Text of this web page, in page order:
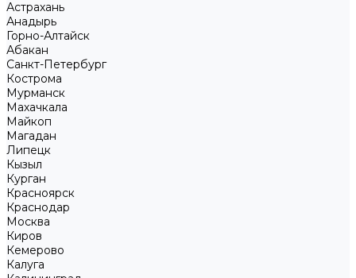
Астрахань
Анадырь
Горно-Алтайск
Абакан
Санкт-Петербург
Кострома
Мурманск
Махачкала
Майкоп
Магадан
Липецк
Кызыл
Курган
Красноярск
Краснодар
Москва
Киров
Кемерово
Калуга